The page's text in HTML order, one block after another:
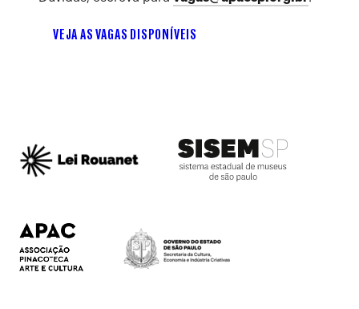
VEJA AS VAGAS DISPONÍVEIS